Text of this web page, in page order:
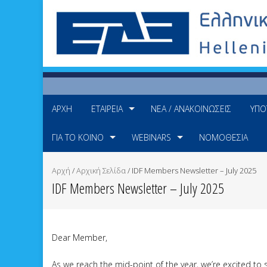
ΑΡΧΉ ΕΤΑΙΡΕΊΑ ΝΈΑ / ΑΝΑΚΟΙΝΏΣΕΙΣ
ΓΙΑ ΤΟ ΚΟΙΝΌ WEBINARS ΝΟΜΟΘΕΣΊΑ
Αρχή /Αρχική Σελίδα/ IDF Members Newsletter – July 2025
IDF Members Newsletter – July 2025
Dear Member,
As we reach the mid-point of the year, we’re excited